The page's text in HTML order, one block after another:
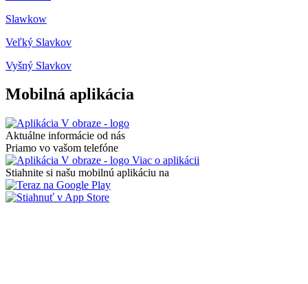
Slawkow
Veľký Slavkov
Vyšný Slavkov
Mobilná aplikácia
Aktuálne informácie od nás
Priamo vo vašom telefóne
Viac o aplikácii
Stiahnite si našu mobilnú aplikáciu na